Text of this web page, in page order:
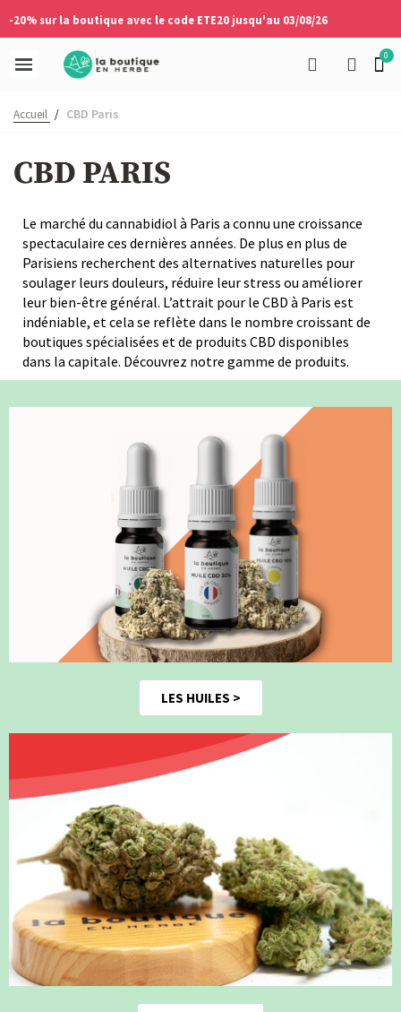
-20% sur la boutique avec le code ETE20 jusqu'au 03/08/26
Accueil / CBD Paris
CBD PARIS
Le marché du cannabidiol à Paris a connu une croissance
spectaculaire ces dernières années. De plus en plus de
Parisiens recherchent des alternatives naturelles pour
soulager leurs douleurs, réduire leur stress ou améliorer
leur bien-être général. L’attrait pour le CBD à Paris est
indéniable, et cela se reflète dans le nombre croissant de
boutiques spécialisées et de produits CBD disponibles
dans la capitale. Découvrez notre gamme de produits.
LES HUILES >